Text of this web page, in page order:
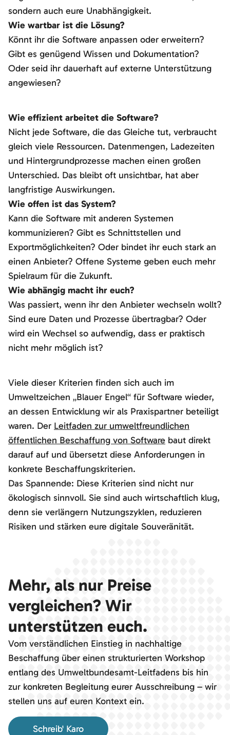
sondern auch eure Unabhängigkeit.
Wie wartbar ist die Lösung?
Könnt ihr die Software anpassen oder erweitern?
Gibt es genügend Wissen und Dokumentation?
Oder seid ihr dauerhaft auf externe Unterstützung
angewiesen?
Wie effizient arbeitet die Software?
Nicht jede Software, die das Gleiche tut, verbraucht
gleich viele Ressourcen. Datenmengen, Ladezeiten
und Hintergrundprozesse machen einen großen
Unterschied. Das bleibt oft unsichtbar, hat aber
langfristige Auswirkungen.
Wie offen ist das System?
Kann die Software mit anderen Systemen
kommunizieren? Gibt es Schnittstellen und
Exportmöglichkeiten? Oder bindet ihr euch stark an
einen Anbieter? Offene Systeme geben euch mehr
Spielraum für die Zukunft.
Wie abhängig macht ihr euch?
Was passiert, wenn ihr den Anbieter wechseln wollt?
Sind eure Daten und Prozesse übertragbar? Oder
wird ein Wechsel so aufwendig, dass er praktisch
nicht mehr möglich ist?
Viele dieser Kriterien finden sich auch im
Umweltzeichen „Blauer Engel“ für Software wieder,
an dessen Entwicklung wir als Praxispartner beteiligt
waren. Der Leitfaden zur umweltfreundlichen
öffentlichen Beschaffung von Software baut direkt
darauf auf und übersetzt diese Anforderungen in
konkrete Beschaffungskriterien.
Das Spannende: Diese Kriterien sind nicht nur
ökologisch sinnvoll. Sie sind auch wirtschaftlich klug,
denn sie verlängern Nutzungszyklen, reduzieren
Risiken und stärken eure digitale Souveränität.
Mehr, als nur Preise
vergleichen? Wir
unterstützen euch.
Vom verständlichen Einstieg in nachhaltige
Beschaffung über einen strukturierten Workshop
entlang des Umweltbundesamt-Leitfadens bis hin
zur konkreten Begleitung eurer Ausschreibung – wir
stellen uns auf euren Kontext ein.
Schreib' Karo